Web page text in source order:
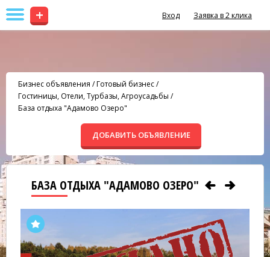
+ Вход Заявка в 2 клика
Бизнес объявления /Готовый бизнес/
Гостиницы, Отели, Турбазы, Агроусадьбы /
База отдыха "Адамово Озеро"
ДОБАВИТЬ ОБЪЯВЛЕНИЕ
БАЗА ОТДЫХА "АДАМОВО ОЗЕРО"